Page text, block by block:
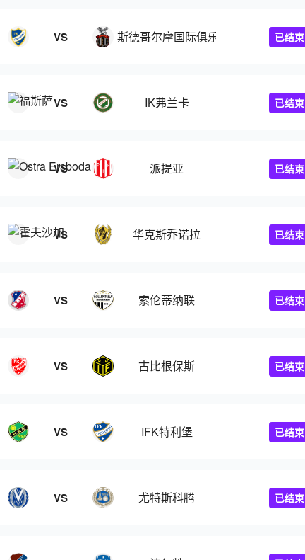
VS 斯德哥尔摩国际俱乐部 已结束
VS IK弗兰卡 已结束
VS 派提亚 已结束
VS 华克斯乔诺拉 已结束
VS 索伦蒂纳联 已结束
VS 古比根保斯 已结束
VS IFK特利堡 已结束
VS 尤特斯科腾 已结束